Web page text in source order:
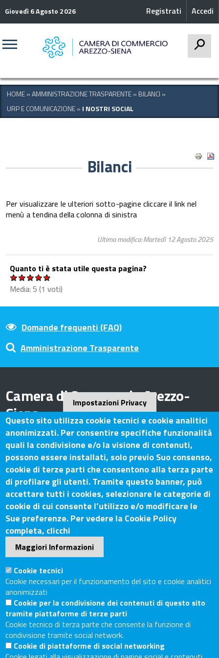
Giovedì 6 Agosto 2026 Accedi
Registrati
HOME»AMMINISTRAZIONE TRASPARENTE» BILANCI »
URP E COMUNICAZIONE» I NOSTRI SOCIAL
Bilanci
Per visualizzare le ulteriori sotto-pagine cliccare il link nel
menù a tendina della colonna di sinistra
Ultima modifica: Martedì 12 Agosto 2025
Quanto ti è stata utile questa pagina?
Media: 5 (1 voti)
Domande frequenti (FAQ)
Amministrazione Trasparente
Camera di Commercio Arezzo-
Siena
Contatti
Sede Legale: Via Lazzaro Spallanzani, 25 – 52100 Arezzo
Sede Secondaria: Piazza Giacomo Matteotti, 30 - 53100
Siena
Tel. Sede Legale: 0575/3030
Tel. Sede Secondaria: 0577/202511
C.F./P.IVA: 02326130511
Codice Univoco UF6UWY
PECcciaa.arezzosiena@as.legalmail.camcom.it
Sito web
Accesso riservato
Linee guida pubblicazione di atti e documenti
Accessibilità
Impostazioni Privacy
Questo sito utilizza cookie tecnici e cookie analitici
anonimizzati. Per consentire specifiche funzionalità
quali la condivisione e/o la visione di contenuti,
possono essere installati, solo previo Suo consenso,
cookie di terze parti che consentono alla terza parte
di profilare gli utenti. Tramite questo banner, può
accettare tutti i cookies, selezionare le categorie di
cookie di cui consente l’utilizzo e/o modificare le
Sue preferenze. Per vedere la Cookie Policy
completa, clicchi
Maggiori Informazioni
Cookie tecnici
Cookie necessari per il funzionamento del sito e cookie analitici
anonimizzati
Cookie per la condivisione dei contenuti di questo sito
tramite piattaforme di terze parti
Cookie tecnico di terza parte che consente la funzione di
condivisione tramite social network.
Cookie di piattaforme di social networking